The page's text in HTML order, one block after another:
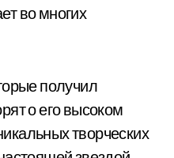
во многих
получил
о его высоком
творческих